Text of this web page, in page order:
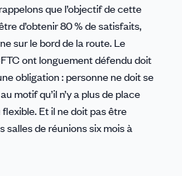
que l’objectif de cette
d’obtenir 80 % de satisfaits,
sur le bord de la route. Le
ont longuement défendu doit
obligation : personne ne doit se
motif qu’il n’y a plus de place
flexible. Et il ne doit pas être
salles de réunions six mois à